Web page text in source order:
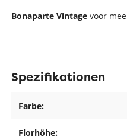
Bonaparte Vintage voor
Spezifikationen
Farbe:
Florhöhe: